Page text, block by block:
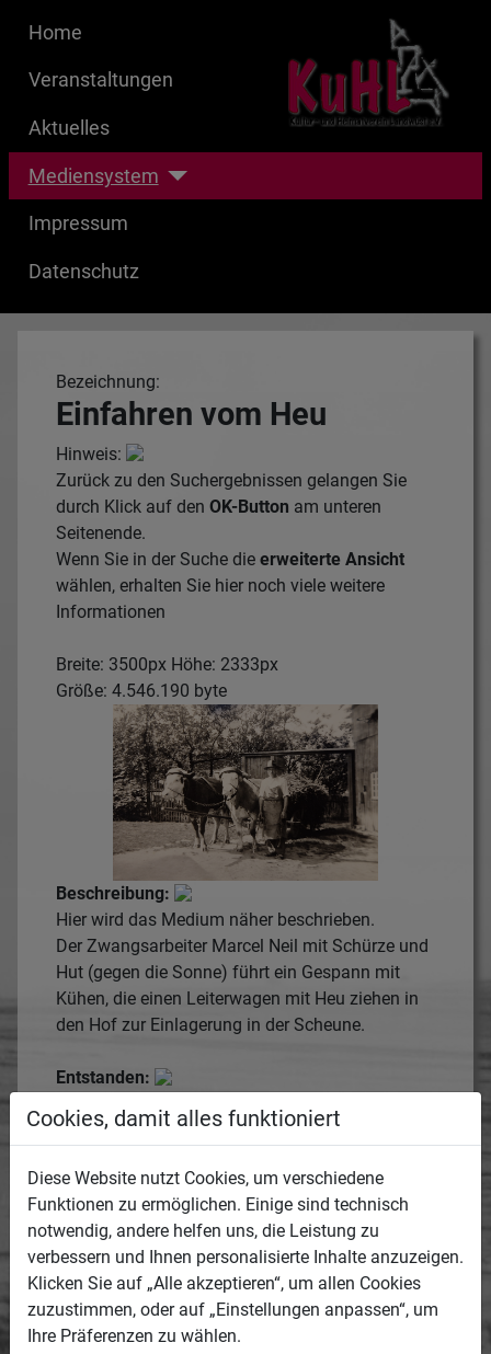
Home
Veranstaltungen
Aktuelles
Mediensystem
Impressum
Datenschutz
Bezeichnung:
Einfahren vom Heu
Hinweis:
Zurück zu den Suchergebnissen gelangen Sie
durch Klick auf den OK-Button am unteren
Seitenende.
Wenn Sie in der Suche die erweiterte Ansicht
wählen, erhalten Sie hier noch viele weitere
Informationen
Breite: 3500px Höhe: 2333px
Größe: 4.546.190 byte
Beschreibung:
Hier wird das Medium näher beschrieben.
Der Zwangsarbeiter Marcel Neil mit Schürze und
Hut (gegen die Sonne) führt ein Gespann mit
Kühen, die einen Leiterwagen mit Heu ziehen in
den Hof zur Einlagerung in der Scheune.
Entstanden:
entstanden ist.
geschätzt
Ort:
Ortsbeschreibung, wo das Medium entstanden
ist.
Wernitzgrüner Weg, Blick nach Südwesten
50.270379,12.332754
Cookies, damit alles funktioniert
Diese Website nutzt Cookies, um verschiedene
Funktionen zu ermöglichen. Einige sind technisch
notwendig, andere helfen uns, die Leistung zu
verbessern und Ihnen personalisierte Inhalte anzuzeigen.
Klicken Sie auf „Alle akzeptieren“, um allen Cookies
zuzustimmen, oder auf „Einstellungen anpassen“, um
Ihre Präferenzen zu wählen.